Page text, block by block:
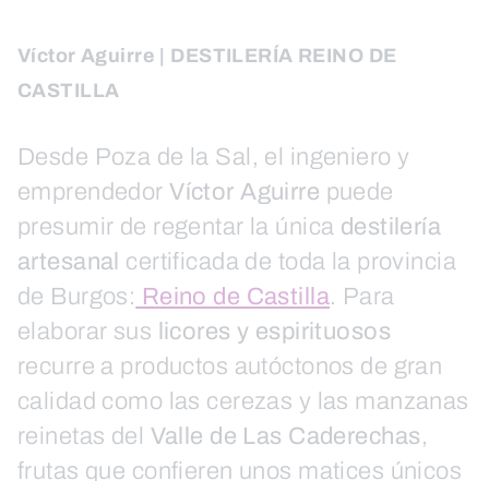
Víctor Aguirre | DESTILERÍA REINO DE
CASTILLA
Desde Poza de la Sal, el ingeniero y
emprendedorVíctor Aguirre puede
presumir de regentar la única destilería
artesanal certificada de toda la provincia
de Burgos: Reino de Castilla. Para
elaborar sus licores y espirituosos
recurre a productos autóctonos de gran
calidad como las cerezas y las manzanas
reinetas del Valle de Las Caderechas,
frutas que confieren unos matices únicos